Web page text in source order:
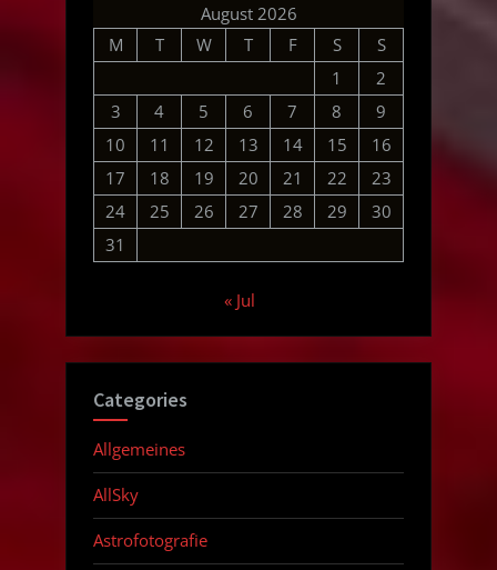
August 2026
M
T W T F S
S
1
2
3
4 5 6 7 8
9
10
11 12 13 14 15
16
17
18 19 20 21 22
23
24
25 26 27 28 29
30
31
« Jul
Categories
Allgemeines
AllSky
Astrofotografie